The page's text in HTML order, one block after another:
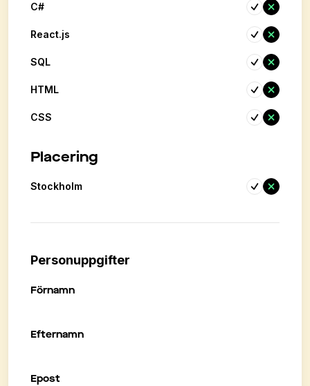
C#
React.js
SQL
HTML
CSS
Placering
Stockholm
Personuppgifter
Förnamn
Efternamn
Epost